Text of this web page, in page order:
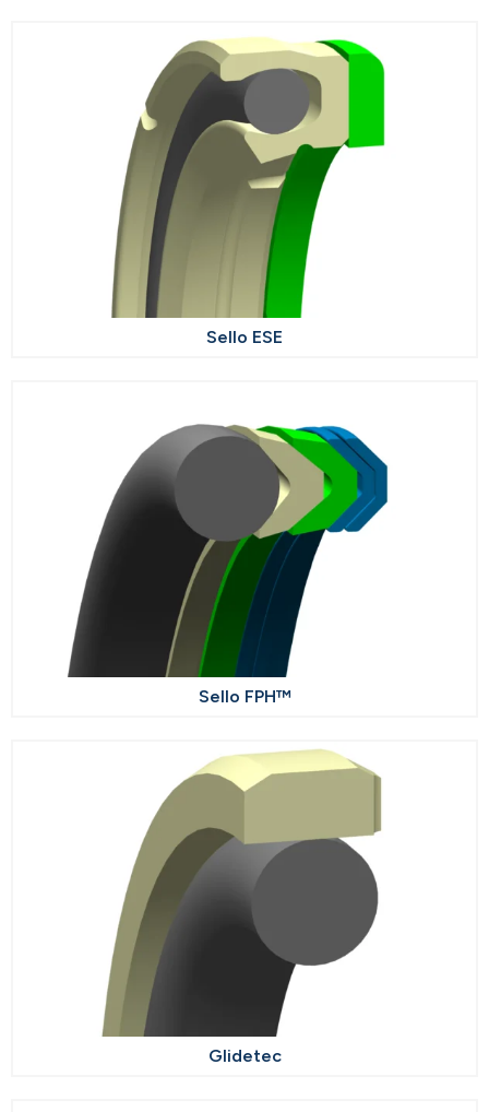
Sello ESE
Sello FPH™
Glidetec